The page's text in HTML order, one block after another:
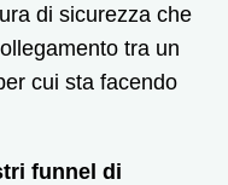
di sicurezza che
tra un
cui sta facendo
funnel di